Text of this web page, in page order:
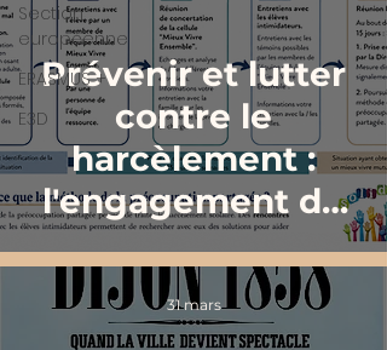
Section
européenne
ERASMUS +
E3D
Prévenir et lutter
contre le
harcèlement :
l'engagement du
lycée dans le
programme
PHARE
31 mars